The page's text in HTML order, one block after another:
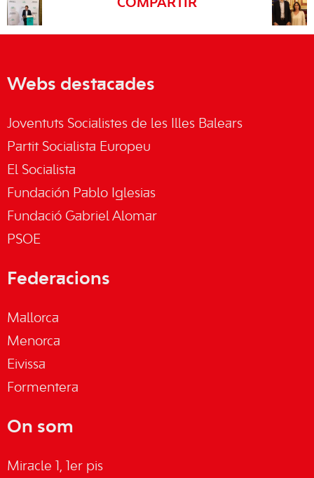
COMPARTIR
Webs destacades
Joventuts Socialistes de les Illes Balears
Partit Socialista Europeu
El Socialista
Fundación Pablo Iglesias
Fundació Gabriel Alomar
PSOE
Federacions
Mallorca
Menorca
Eivissa
Formentera
On som
Miracle 1, 1er pis